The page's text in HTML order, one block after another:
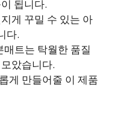
됩니다.
게 꾸밀 수 있는 아
다.
트는 탁월한 품질
았습니다.
게 만들어줄 이 제품